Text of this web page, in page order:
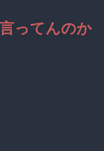
ってんのか